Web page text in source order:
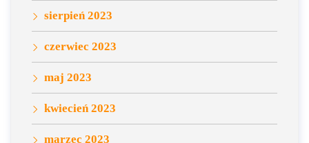
sierpień 2023
czerwiec 2023
maj 2023
kwiecień 2023
marzec 2023